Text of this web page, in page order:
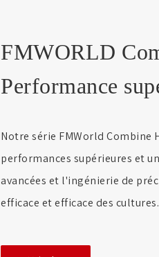
FMWORLD
Performance
Notre série FMWorld Combine
performances supérieures et
avancées et l'ingénierie de
efficace et efficace des cultures.